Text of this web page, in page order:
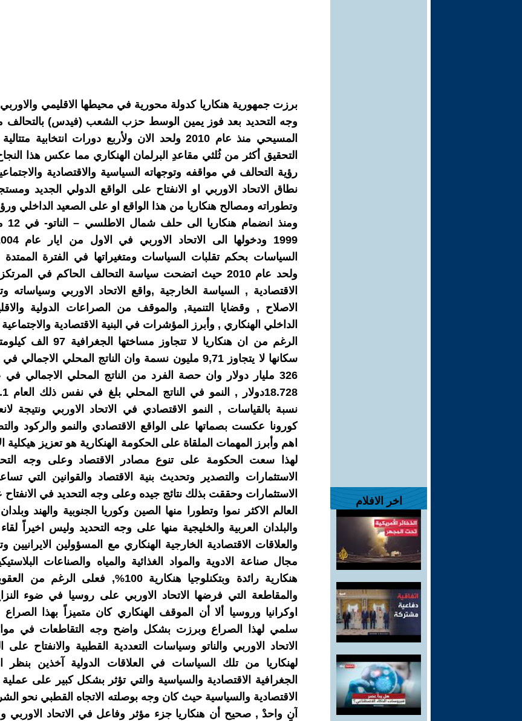
اخر الافلام
برزت جمهورية هنكاريا كدولة محورية في محيطها الاقليمي
وجه التحديد بعد فوز يمين الوسط حزب الشعب (فيدس) بالتحالف
المسيحي منذ عام 2010 ولحد الان ولأربع دورات
التحقيق أكثر من ثُلثي مقاعدِ البرلمان الهنكاري مما عكس هذا
رؤية التحالف في مواقفه وتوجهاته السياسية والاقتصادية
نطاق الاتحاد الاوربي او الانفتاح على الواقع الدولي الجديد
وتطوراته ومصالح هنكاريا من هذا الواقع او على الصعيد الداخلي
ولحد عام 2010 حيث اتضحت سياسة التحالف الحاكم في
الاقتصادية , السياسة الخارجية ,واقع الاتحاد الاوربي وسياساته
الاصلاح , وقضايا التنمية, والموقف من الصراعات الدولية
الداخلي الهنكاري , وأبرز المؤشرات في البنية الاقتصادية
الرغم من ان هنكاريا لا تتجاوز
نسبة بالقياسات , النمو الاقتصادي في الاتحاد الاوربي ونتيجة
كورونا عكست بصماتها على الواقع الاقتصادي والنمو والركود
اهم وأبرز المهمات الملقاة على الحكومة الهنكارية هو تعزيز هيكلية
لهذا سعت الحكومة على تنوع مصادر الاقتصاد وعلى وجه
الاستثمارات والتصدير وتحديث بنية الاقتصاد والقوانين التي
الاستثمارات وحققت بذلك نتائج جيده وعلى وجه التحديد في
العالم الاكثر نموا وتطورا منها الصين وكوريا الجنوبية والهند
والبلدان العربية والخليجية منها على وجه التحديد وليس اخيراً
والعلاقات الاقتصادية الخارجية الهنكاري مع المسؤولين
مجال صناعة الادوية والمواد الغذائية والمياه والصناعات
هنكارية رائدة وبتكنلوجيا هنكارية 100%, فعلى
والمقاطعة التي فرضها الاتحاد الاوربي على روسيا في ضوء
اوكرانيا وروسيا ألا أن الموقف الهنكاري كان متميزاً بهذا
سلمي لهذا الصراع وبرزت بشكل واضح وجه التقاطعات في
الاتحاد الاوربي والناتو وسياسات التعددية القطبية والانفتاح على
لهنكاريا من تلك السياسات في العلاقات الدولية آخذين بنظر
الجغرافية الاقتصادية والسياسية والتي تؤثر بشكل كبير على
الاقتصادية والسياسية حيث كان وجه بوصلته الاتجاه القطبي نحو
آنٍ واحدْ , صحيح أن هنكاريا جزء مؤثر وفاعل في الاتحاد